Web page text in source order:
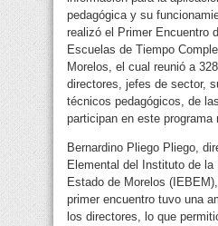
pedagógica y su
realizó el Primer Encuentro
Escuelas de Tiempo
Morelos, el cual reunió a
directores, jefes de sector,
técnicos pedagógicos, de
participan en este programa
Bernardino Pliego Pliego,
Elemental del Instituto de la
Estado de Morelos
primer encuentro tuvo una
los directores, lo que